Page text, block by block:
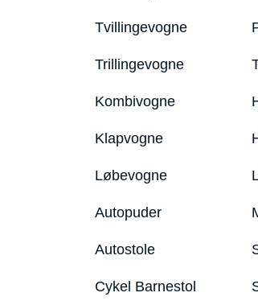
Tvillingevogne
Trillingevogne
Kombivogne
Klapvogne
Løbevogne
Autopuder
Autostole
Cykel Barnestol